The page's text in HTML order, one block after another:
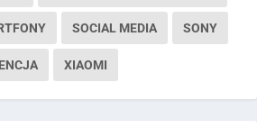
SOCIAL MEDIA SONY
XIAOMI